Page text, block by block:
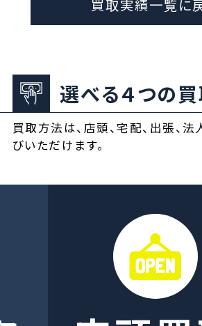
買取実績一覧に
選べる４つの
買取方法は、店頭、宅配、出張、
びいただけます。